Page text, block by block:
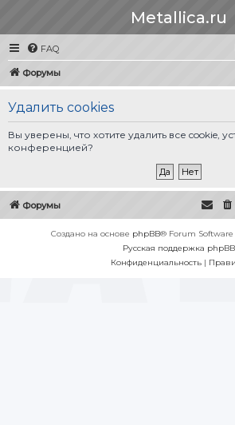
Metallica.ru
FAQ
Форумы
Удалить cookies
Вы уверены, что хотите удалить все cookie,
конференцией?
Форумы
Создано на основе phpBB® Forum
Русская поддержка phpBB
Конфиденциальность |